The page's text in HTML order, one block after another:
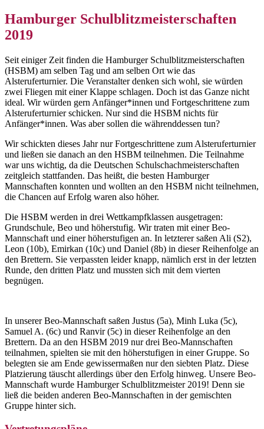
Hamburger Schulblitzmeisterschaften
2019
Seit einiger Zeit finden die Hamburger Schulblitzmeisterschaften
(HSBM) am selben Tag und am selben Ort wie das
Alsteruferturnier. Die Veranstalter denken sich wohl, sie würden
zwei Fliegen mit einer Klappe schlagen. Doch ist das Ganze nicht
ideal. Wir würden gern Anfänger*innen und Fortgeschrittene zum
Alsteruferturnier schicken. Nur sind die HSBM nichts für
Anfänger*innen. Was aber sollen die währenddessen tun?
Wir schickten dieses Jahr nur Fortgeschrittene zum Alsteruferturnier
und ließen sie danach an den HSBM teilnehmen. Die Teilnahme
war uns wichtig, da die Deutschen Schulschachmeisterschaften
zeitgleich stattfanden. Das heißt, die besten Hamburger
Mannschaften konnten und wollten an den HSBM nicht teilnehmen,
die Chancen auf Erfolg waren also höher.
Die HSBM werden in drei Wettkampfklassen ausgetragen:
Grundschule, Beo und höherstufig. Wir traten mit einer Beo-
Mannschaft und einer höherstufigen an. In letzterer saßen Ali (S2),
Leon (10b), Emirkan (10c) und Daniel (8b) in dieser Reihenfolge an
den Brettern. Sie verpassten leider knapp, nämlich erst in der letzten
Runde, den dritten Platz und mussten sich mit dem vierten
begnügen.
In unserer Beo-Mannschaft saßen Justus (5a), Minh Luka (5c),
Samuel A. (6c) und Ranvir (5c) in dieser Reihenfolge an den
Brettern. Da an den HSBM 2019 nur drei Beo-Mannschaften
teilnahmen, spielten sie mit den höherstufigen in einer Gruppe. So
belegten sie am Ende gewissermaßen nur den siebten Platz. Diese
Platzierung täuscht allerdings über den Erfolg hinweg. Unsere Beo-
Mannschaft wurde Hamburger Schulblitzmeister 2019! Denn sie
ließ die beiden anderen Beo-Mannschaften in der gemischten
Gruppe hinter sich.